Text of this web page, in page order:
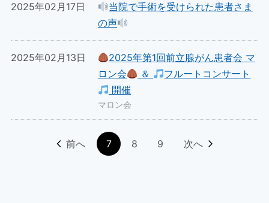
当院で手術を受けられた患者さま
の声
2025年02月17日
2025年第1回前立腺がん患者会 マ
ロン会
＆
フルートコンサート
開催
2025年02月13日
マロン会
前へ 7 8 9 次へ